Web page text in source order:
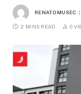
RENATO MUSEC
2 MINS READ 0